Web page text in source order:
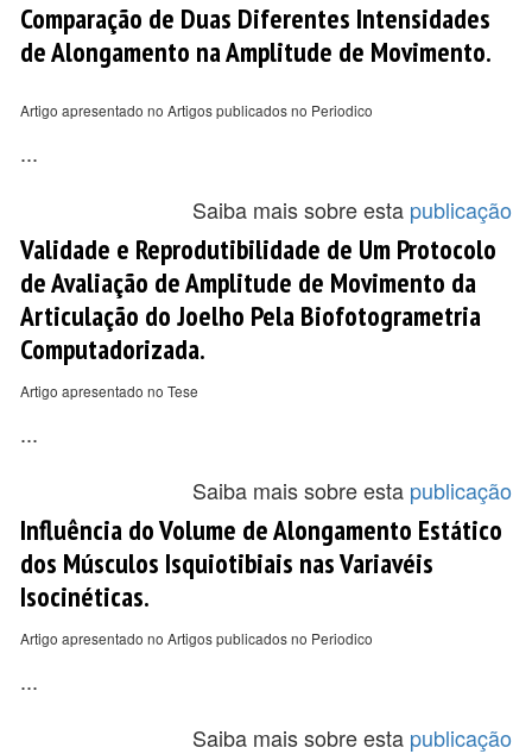
Comparação de Duas Diferentes Intensidades
de Alongamento na Amplitude de Movimento.
Artigo apresentado no Artigos publicados no Periodico
...
Saiba mais sobre esta publicação
Validade e Reprodutibilidade de Um Protocolo
de Avaliação de Amplitude de Movimento da
Articulação do Joelho Pela Biofotogrametria
Computadorizada.
Artigo apresentado no Tese
...
Saiba mais sobre esta publicação
Influência do Volume de Alongamento Estático
dos Músculos Isquiotibiais nas Variavéis
Isocinéticas.
Artigo apresentado no Artigos publicados no Periodico
...
Saiba mais sobre esta publicação